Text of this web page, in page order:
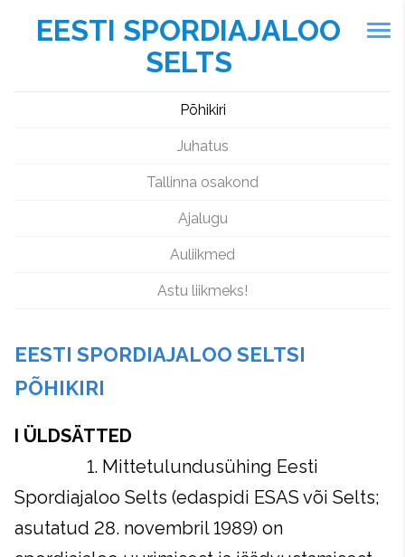
EESTI SPORDIAJALOO
SELTS
Põhikiri
Juhatus
Tallinna osakond
Ajalugu
Auliikmed
Astu liikmeks!
EESTI SPORDIAJALOO SELTSI
PÕHIKIRI
I ÜLDSÄTTED
1. Mittetulundusühing Eesti
Spordiajaloo Selts (edaspidi ESAS või Selts;
asutatud 28. novembril 1989) on